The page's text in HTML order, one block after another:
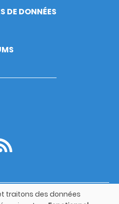
DE DONNÉES
2026
traitons des données